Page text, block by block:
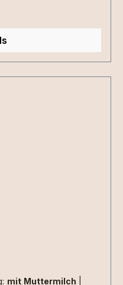
von 5 von 5 Sternen
mit Muttermilch